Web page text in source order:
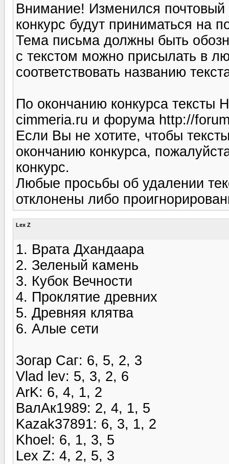
Внимание! Изменился почтовый
конкурс будут приниматься на
Тема письма должны быть
с текстом можно присылать в
соответствовать названию
По окончанию конкурса тексты
cimmeria.ru и форума http://
Если Вы не хотите, чтобы
окончанию конкурса,
конкурс.
Любые просьбы об удалении
отклонены либо
Lex Z
1. Врата Дхандаара
2. Зеленый камень
3. Кубок Вечности
4. Проклятие древних
5. Древняя клятва
6. Алые сети
Зогар Саг: 6, 5, 2, 3
Vlad lev: 5, 3, 2, 6
ArK: 6, 4, 1, 2
ВалАк1989: 2, 4, 1, 5
Kazak37891: 6, 3, 1, 2
Khoel: 6, 1, 3, 5
Lex Z: 4, 2, 5, 3